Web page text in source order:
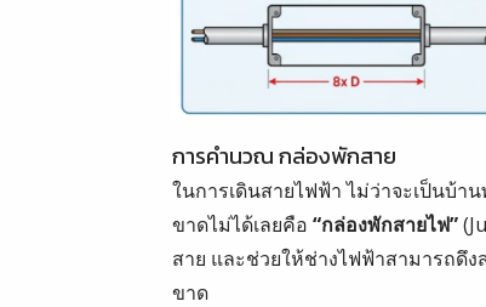
การคำนวณ กล่องพักสาย
ในการเดินสายไฟฟ้า ไม่ว่าจะเป็น
ขาดไม่ได้เลยคือ “กล่องพักสายไฟ”
สาย และช่วยให้ช่างไฟฟ้าสามารถดึ
ขาด